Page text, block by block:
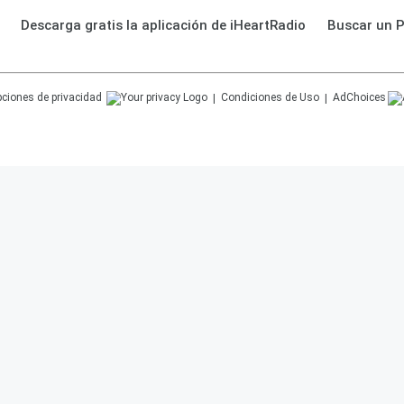
Descarga gratis la aplicación de iHeartRadio Buscar un
de privacidad Condiciones de Uso AdChoices